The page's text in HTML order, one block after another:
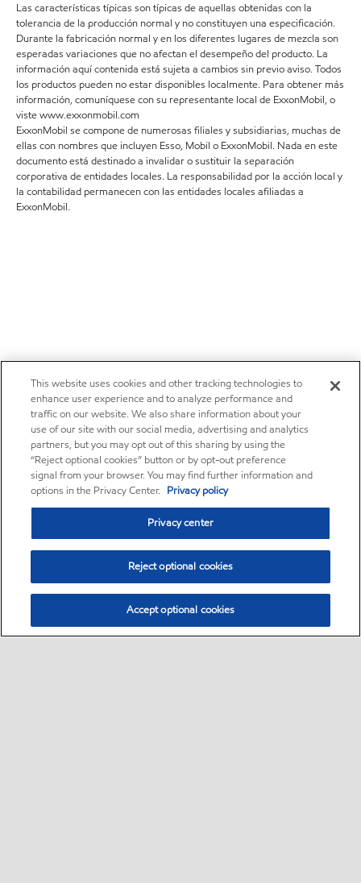
Las características típicas son típicas de aquellas obtenidas con la
tolerancia de la producción normal y no constituyen una especificación.
Durante la fabricación normal y en los diferentes lugares de mezcla son
esperadas variaciones que no afectan el desempeño del producto. La
información aquí contenida está sujeta a cambios sin previo aviso. Todos
los productos pueden no estar disponibles localmente. Para obtener más
información, comuníquese con su representante local de ExxonMobil, o
viste www.exxonmobil.com
ExxonMobil se compone de numerosas filiales y subsidiarias, muchas de
ellas con nombres que incluyen Esso, Mobil o ExxonMobil. Nada en este
documento está destinado a invalidar o sustituir la separación
corporativa de entidades locales. La responsabilidad por la acción local y
la contabilidad permanecen con las entidades locales afiliadas a
ExxonMobil.
This website uses cookies and other tracking technologies to
enhance user experience and to analyze performance and
traffic on our website. We also share information about your
use of our site with our social media, advertising and analytics
partners, but you may opt out of this sharing by using the
“Reject optional cookies” button or by opt-out preference
signal from your browser. You may find further information and
options in the Privacy Center. Privacy policy
Privacy center
Reject optional cookies
Accept optional cookies